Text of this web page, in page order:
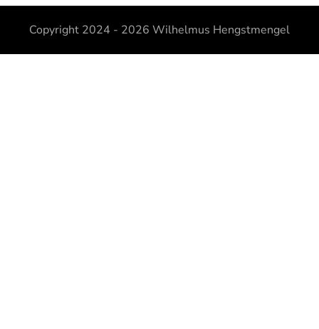
Copyright 2024 - 2026 Wilhelmus Hengstmengel